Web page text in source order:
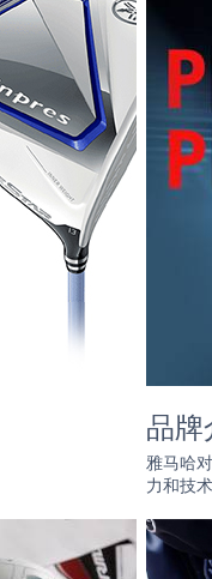
品牌
雅马哈
力和技